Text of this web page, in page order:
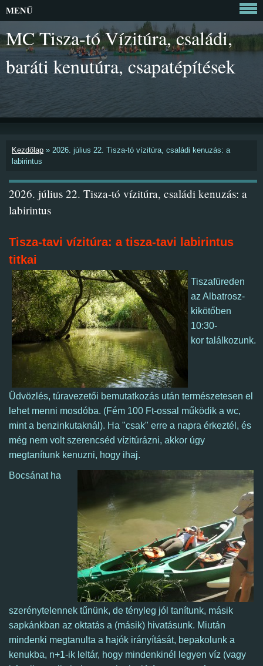
MC Tisza-tó Vízitúra, családi,
baráti kenutúra, csapatépítések
Kezdőlap » 2026. július 22. Tisza-tó vízitúra, családi kenuzás: a
labirintus
2026. július 22. Tisza-tó vízitúra, családi kenuzás: a
labirintus
Tisza-tavi vízitúra: a tisza-tavi labirintus
titkai
Tiszafüreden
az Albatrosz-
kikötőben
10:30-
kor találkozunk.
Üdvözlés, túravezetői bemutatkozás után természetesen el
lehet menni mosdóba. (Fém 100 Ft-ossal működik a wc,
mint a benzinkutaknál). Ha "csak" erre a napra érkeztél, és
még nem volt szerencséd vízitúrázni, akkor úgy
megtanítunk kenuzni, hogy ihaj.
Bocsánat ha
szerénytelennek tűnünk, de tényleg jól tanítunk, másik
sapkánkban az oktatás a (másik) hivatásunk. Miután
mindenki megtanulta a hajók irányítását, bepakolunk a
kenukba, n+1-ik leltár, hogy mindenkinél legyen víz (vagy
MENÜ